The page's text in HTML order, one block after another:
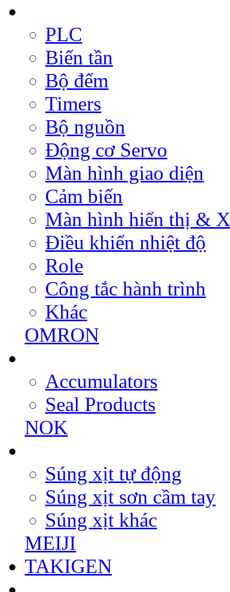
PLC
Biến tần
Bộ đếm
Timers
Bộ nguồn
Động cơ Servo
Màn hình giao diện
Cảm biến
Màn hình hiển thị &
Điều khiển nhiệt độ
Role
Công tắc hành trình
Khác
OMRON
Accumulators
Seal Products
NOK
Súng xịt tự động
Súng xịt sơn cầm tay
Súng xịt khác
MEIJI
TAKIGEN